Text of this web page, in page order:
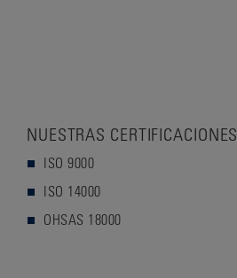
NUESTRAS CERTIFICACIONES
ISO 9000
ISO 14000
OHSAS 18000